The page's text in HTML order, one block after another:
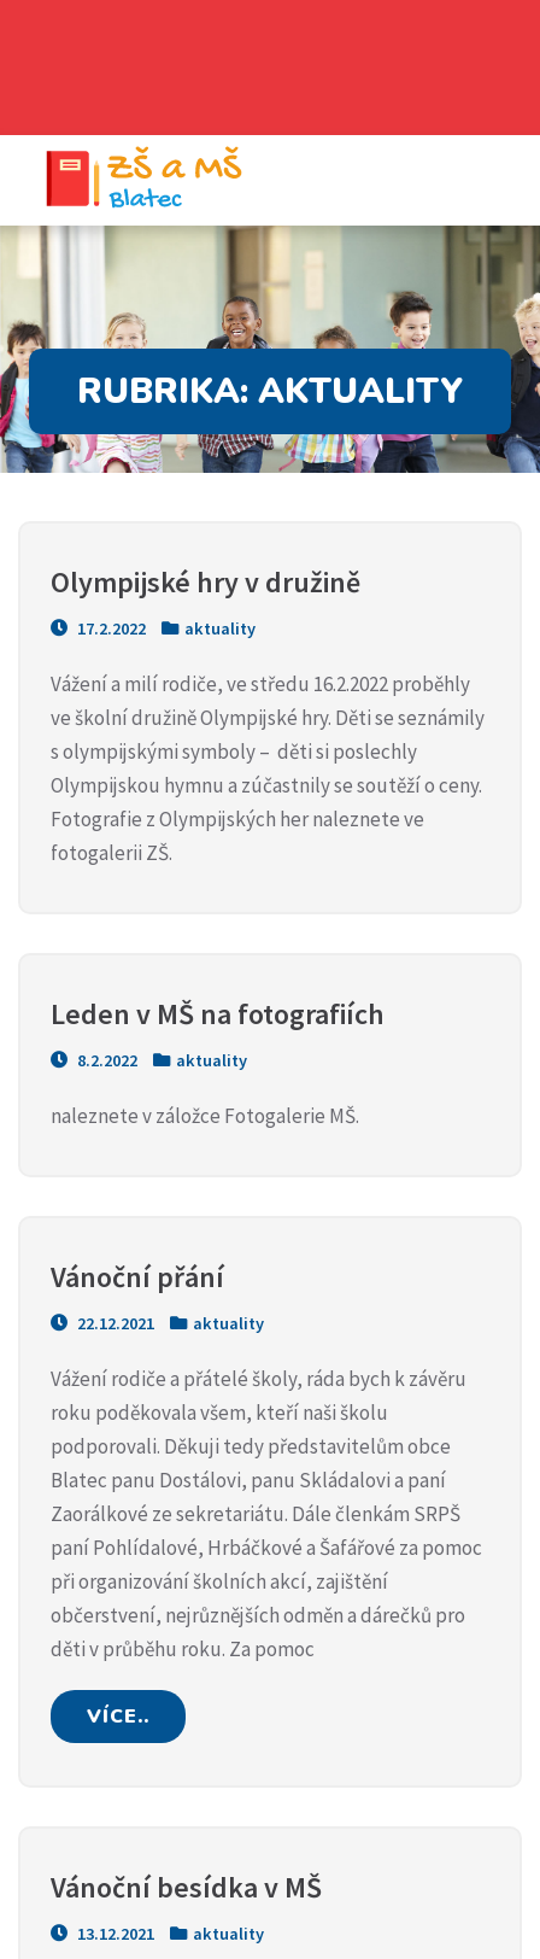
RUBRIKA: AKTUALITY
Olympijské hry v družině
17.2.2022 aktuality
Vážení a milí rodiče, ve středu 16.2.2022 proběhly
ve školní družině Olympijské hry. Děti se seznámily
s olympijskými symboly – děti si poslechly
Olympijskou hymnu a zúčastnily se soutěží o ceny.
Fotografie z Olympijských her naleznete ve
fotogalerii ZŠ.
Leden v MŠ na fotografiích
8.2.2022 aktuality
naleznete v záložce Fotogalerie MŠ.
Vánoční přání
22.12.2021 aktuality
Vážení rodiče a přátelé školy, ráda bych k závěru
roku poděkovala všem, kteří naši školu
podporovali. Děkuji tedy představitelům obce
Blatec panu Dostálovi, panu Skládalovi a paní
Zaorálkové ze sekretariátu. Dále členkám SRPŠ
paní Pohlídalové, Hrbáčkové a Šafářové za pomoc
při organizování školních akcí, zajištění
občerstvení, nejrůznějších odměn a dárečků pro
děti v průběhu roku. Za pomoc
VÍCE..
Vánoční besídka v MŠ
13.12.2021 aktuality